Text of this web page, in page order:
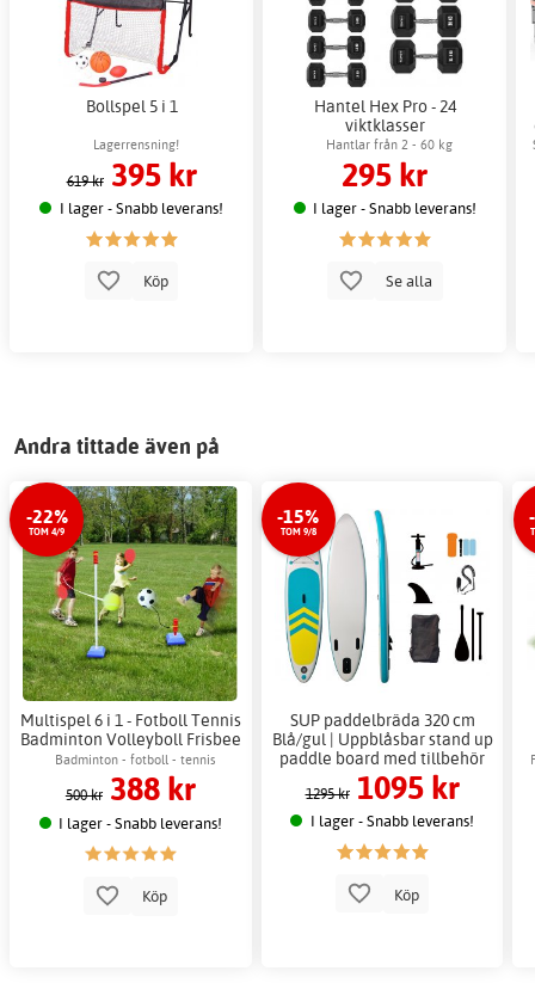
Bollspel 5 i 1
Lagerrensning!
619 kr 395 kr
I lager - Snabb leverans!
Köp
Hantel Hex Pro - 24
viktklasser
Hantlar från 2 - 60 kg
295 kr
I lager - Snabb leverans!
Se alla
Andra tittade även på
-22%
TOM 4/9
Multispel 6 i 1 - Fotboll Tennis
Badminton Volleyboll Frisbee
- Bollnät 300x35 cm
Badminton - fotboll - tennis
500 kr 388 kr
I lager - Snabb leverans!
Köp
-15%
TOM 9/8
SUP paddelbräda 320 cm
Blå/gul | Uppblåsbar stand up
paddle board med tillbehör
1295 kr 1095 kr
I lager - Snabb leverans!
Köp